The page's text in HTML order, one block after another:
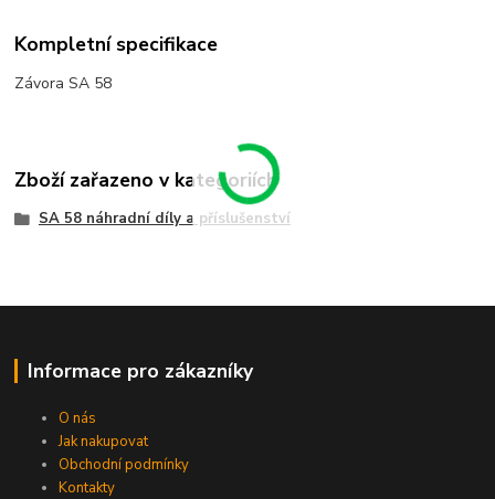
Kompletní specifikace
Závora SA 58
Zboží zařazeno v kategoriích
SA 58 náhradní díly a příslušenství
Informace pro zákazníky
O nás
Jak nakupovat
Obchodní podmínky
Kontakty